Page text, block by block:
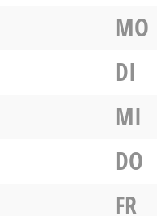
MO
DI
MI
DO
FR